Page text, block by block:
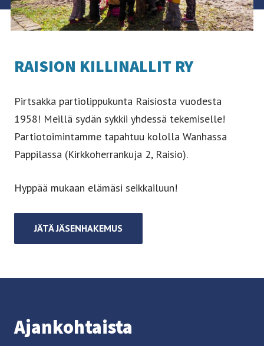
RAISION KILLINALLIT RY
Pirtsakka partiolippukunta Raisiosta vuodesta
1958! Meillä sydän sykkii yhdessä tekemiselle!
Partiotoimintamme tapahtuu kololla Wanhassa
Pappilassa (Kirkkoherrankuja 2, Raisio).
Hyppää mukaan elämäsi seikkailuun!
JÄTÄ JÄSENHAKEMUS
Ajan­koh­tais­ta